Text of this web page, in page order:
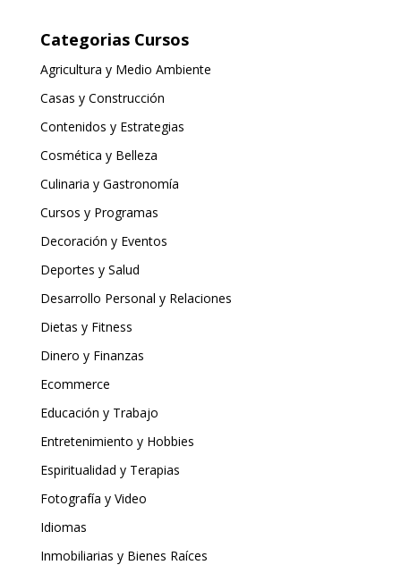
Categorias Cursos
Agricultura y Medio Ambiente
Casas y Construcción
Contenidos y Estrategias
Cosmética y Belleza
Culinaria y Gastronomía
Cursos y Programas
Decoración y Eventos
Deportes y Salud
Desarrollo Personal y Relaciones
Dietas y Fitness
Dinero y Finanzas
Ecommerce
Educación y Trabajo
Entretenimiento y Hobbies
Espiritualidad y Terapias
Fotografía y Video
Idiomas
Inmobiliarias y Bienes Raíces